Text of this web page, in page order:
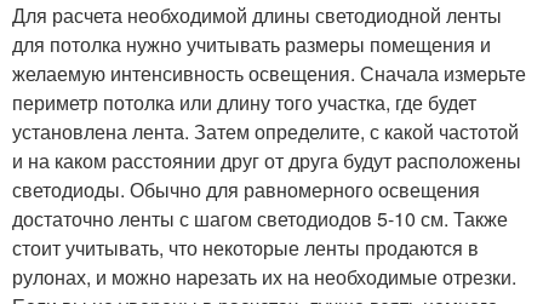
Для расчета необходимой длины светодиодной ленты
для потолка нужно учитывать размеры помещения и
желаемую интенсивность освещения. Сначала измерьте
периметр потолка или длину того участка, где будет
установлена лента. Затем определите, с какой частотой
и на каком расстоянии друг от друга будут расположены
светодиоды. Обычно для равномерного освещения
достаточно ленты с шагом светодиодов 5-10 см. Также
стоит учитывать, что некоторые ленты продаются в
рулонах, и можно нарезать их на необходимые отрезки.